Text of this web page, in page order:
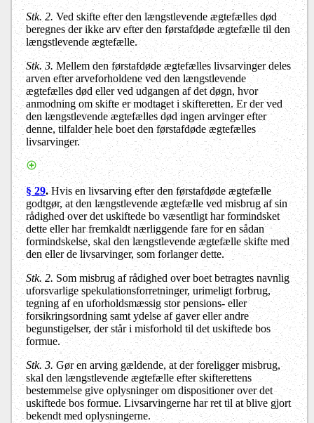
Stk. 2. Ved skifte efter den længstlevende ægtefælles død
beregnes der ikke arv efter den førstafdøde ægtefælle til den
længstlevende ægtefælle.
Stk. 3. Mellem den førstafdøde ægtefælles livsarvinger deles
arven efter arveforholdene ved den længstlevende
ægtefælles død eller ved udgangen af det døgn, hvor
anmodning om skifte er modtaget i skifteretten. Er der ved
den længstlevende ægtefælles død ingen arvinger efter
denne, tilfalder hele boet den førstafdøde ægtefælles
livsarvinger.
§ 29.Hvis en livsarving efter den førstafdøde ægtefælle
godtgør, at den længstlevende ægtefælle ved misbrug af sin
rådighed over det uskiftede bo væsentligt har formindsket
dette eller har fremkaldt nærliggende fare for en sådan
formindskelse, skal den længstlevende ægtefælle skifte med
den eller de livsarvinger, som forlanger dette.
Stk. 2. Som misbrug af rådighed over boet betragtes navnlig
uforsvarlige spekulationsforretninger, urimeligt forbrug,
tegning af en uforholdsmæssig stor pensions- eller
forsikringsordning samt ydelse af gaver eller andre
begunstigelser, der står i misforhold til det uskiftede bos
formue.
Stk. 3. Gør en arving gældende, at der foreligger misbrug,
skal den længstlevende ægtefælle efter skifterettens
bestemmelse give oplysninger om dispositioner over det
uskiftede bos formue. Livsarvingerne har ret til at blive gjort
bekendt med oplysningerne.